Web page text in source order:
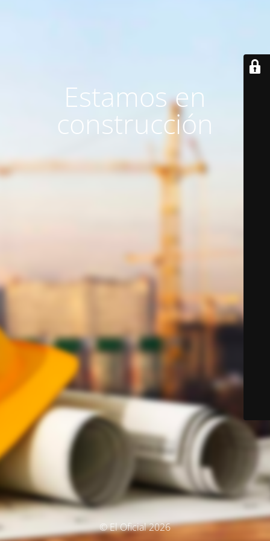
Estamos en
construcción
© El Oficial 2026